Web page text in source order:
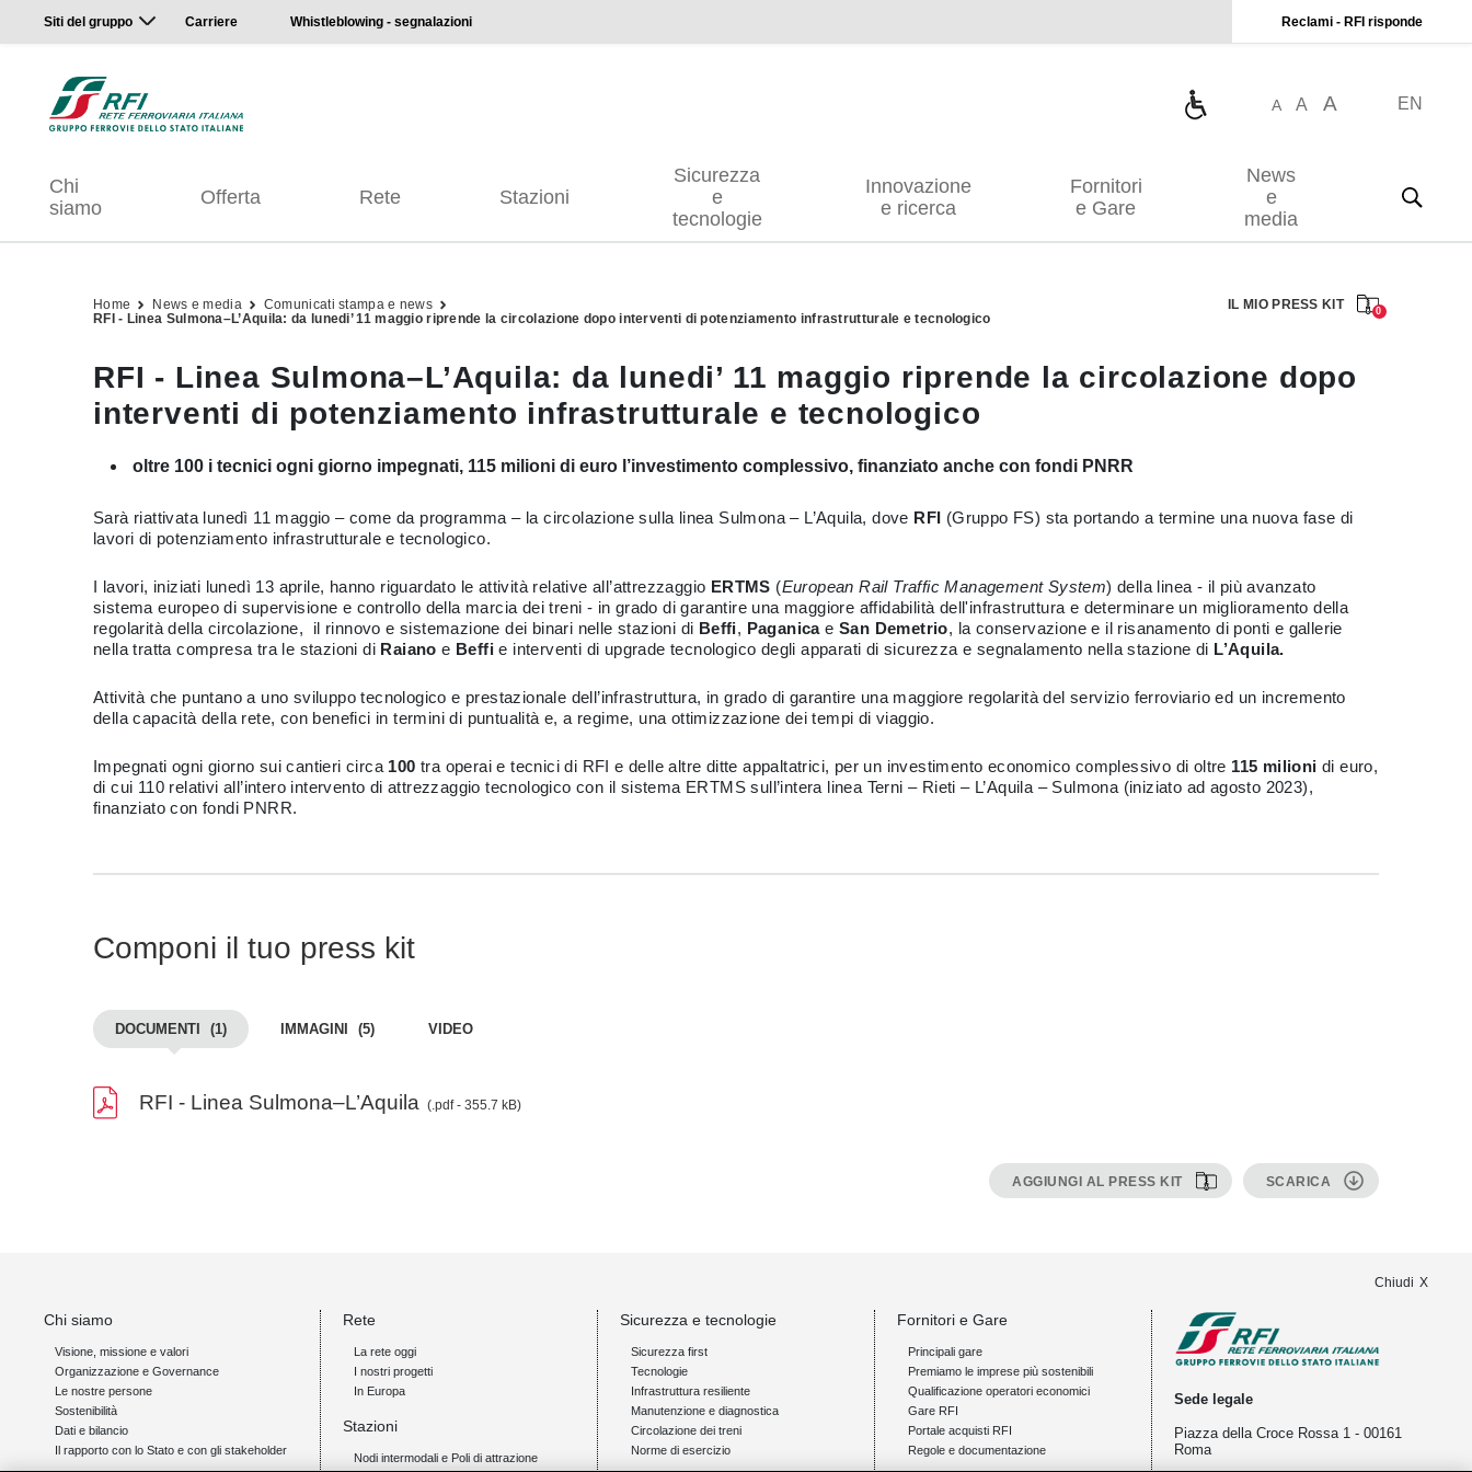
Siti del gruppo Carriere Whistleblowing - segnalazioni Reclami - RFI risponde
A A A EN
Chi
siamo
Offerta Rete Stazioni
Sicurezza
e
tecnologie
Innovazione
e ricerca
Fornitori
e Gare
News
e
media
Home News e media
Comunicati stampa e news
RFI - Linea Sulmona–L’Aquila: da lunedi’ 11 maggio riprende la circolazione dopo interventi di potenziamento infrastrutturale e tecnologico
IL MIO PRESS KIT 0
RFI - Linea Sulmona–L’Aquila: da lunedi’ 11 maggio riprende la circolazione dopo
interventi di potenziamento infrastrutturale e tecnologico
oltre 100 i tecnici ogni giorno impegnati, 115 milioni di euro l’investimento complessivo, finanziato anche con fondi PNRR
Sarà riattivata lunedì 11 maggio – come da programma – la circolazione sulla linea Sulmona – L’Aquila, dove RFI (Gruppo FS) sta portando a termine una nuova fase di
lavori di potenziamento infrastrutturale e tecnologico.
I lavori, iniziati lunedì 13 aprile, hanno riguardato le attività relative all’attrezzaggio ERTMS (European Rail Traffic Management System) della linea - il più avanzato
sistema europeo di supervisione e controllo della marcia dei treni - in grado di garantire una maggiore affidabilità dell'infrastruttura e determinare un miglioramento della
regolarità della circolazione, il rinnovo e sistemazione dei binari nelle stazioni di Beffi, PaganicaeSan Demetrio, la conservazione e il risanamento di ponti e gallerie
nella tratta compresa tra le stazioni di Raiano e Beffi e interventi di upgrade tecnologico degli apparati di sicurezza e segnalamento nella stazione di L’Aquila.
Attività che puntano a uno sviluppo tecnologico e prestazionale dell’infrastruttura, in grado di garantire una maggiore regolarità del servizio ferroviarioed un incremento
della capacità della rete, con benefici in termini di puntualità e, a regime, una ottimizzazione dei tempi di viaggio.
Impegnati ogni giorno sui cantieri circa 100tra operai e tecnici di RFI e delle altre ditte appaltatrici, per un investimento economico complessivo di oltre 115 milionidi euro,
di cui 110 relativi all’intero intervento di attrezzaggio tecnologico con il sistema ERTMS sull’intera linea Terni – Rieti – L’Aquila – Sulmona (iniziato ad agosto 2023),
finanziato con fondi PNRR.
Componi il tuo press kit
DOCUMENTI (1) IMMAGINI (5) VIDEO
RFI - Linea Sulmona–L’Aquila (.pdf - 355.7 kB)
AGGIUNGI AL PRESS KIT SCARICA
Chiudi
Chi siamo
Visione, missione e valori
Organizzazione e Governance
Le nostre persone
Sostenibilità
Dati e bilancio
Il rapporto con lo Stato e con gli stakeholder
Rete
La rete oggi
I nostri progetti
In Europa
Stazioni
Nodi intermodali e Poli di attrazione
Sicurezza e tecnologie
Sicurezza first
Tecnologie
Infrastruttura resiliente
Manutenzione e diagnostica
Circolazione dei treni
Norme di esercizio
Fornitori e Gare
Principali gare
Premiamo le imprese più sostenibili
Qualificazione operatori economici
Gare RFI
Portale acquisti RFI
Regole e documentazione
Sede legale
Piazza della Croce Rossa 1 - 00161
Roma